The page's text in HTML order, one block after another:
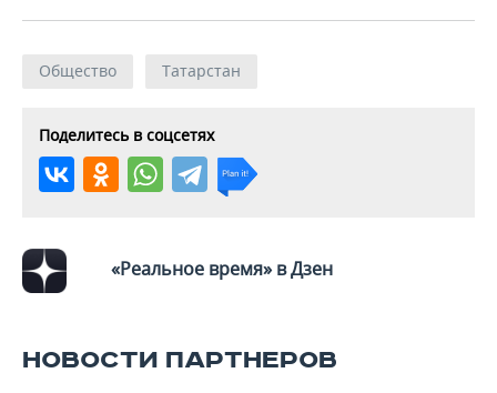
Общество Татарстан
Поделитесь в соцсетях
«Реальное время» в Дзен
НОВОСТИ ПАРТНЕРОВ